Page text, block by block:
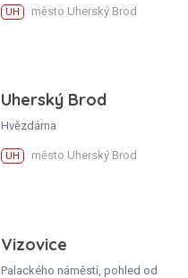
UH město Uherský Brod
Uherský Brod
Hvězdárna
UH město Uherský Brod
Vizovice
Palackého náměstí, pohled od